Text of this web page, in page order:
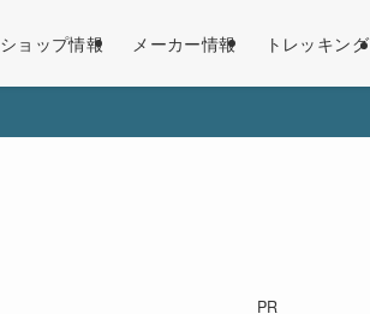
ショップ情報 メーカー情報 トレッキング
PR